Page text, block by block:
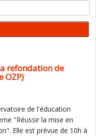
refondation de
OZP)
de l'éducation
"Réussir la mise en
Elle est prévue de 10h à